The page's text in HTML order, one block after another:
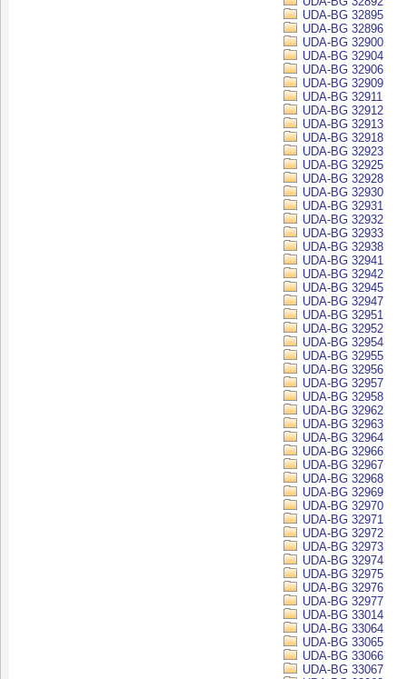
UDA-BG 32895
UDA-BG 32896
UDA-BG 32900
UDA-BG 32904
UDA-BG 32906
UDA-BG 32909
UDA-BG 32911
UDA-BG 32912
UDA-BG 32913
UDA-BG 32918
UDA-BG 32923
UDA-BG 32925
UDA-BG 32928
UDA-BG 32930
UDA-BG 32931
UDA-BG 32932
UDA-BG 32933
UDA-BG 32938
UDA-BG 32941
UDA-BG 32942
UDA-BG 32945
UDA-BG 32947
UDA-BG 32951
UDA-BG 32952
UDA-BG 32954
UDA-BG 32955
UDA-BG 32956
UDA-BG 32957
UDA-BG 32958
UDA-BG 32962
UDA-BG 32963
UDA-BG 32964
UDA-BG 32966
UDA-BG 32967
UDA-BG 32968
UDA-BG 32969
UDA-BG 32970
UDA-BG 32971
UDA-BG 32972
UDA-BG 32973
UDA-BG 32974
UDA-BG 32975
UDA-BG 32976
UDA-BG 32977
UDA-BG 33014
UDA-BG 33064
UDA-BG 33065
UDA-BG 33066
UDA-BG 33067